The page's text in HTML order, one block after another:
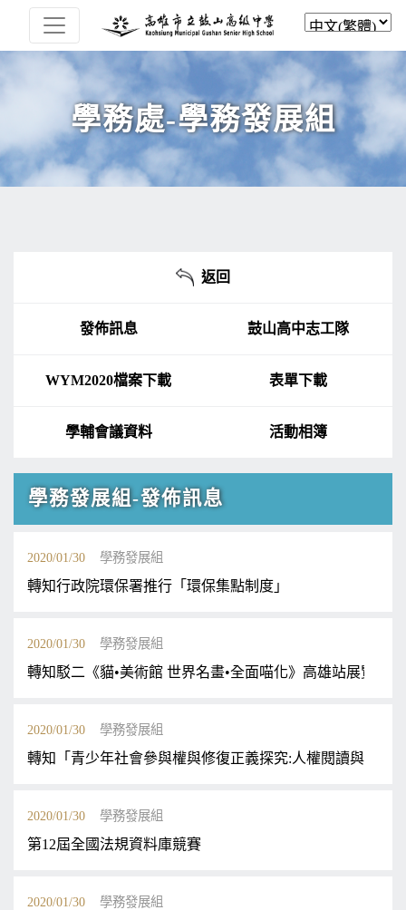
學務處-學務發展組
返回
發佈訊息 鼓山高中志工隊
WYM2020檔案下載 表單下載
學輔會議資料 活動相簿
學務發展組-發佈訊息
2020/01/30 學務發展組
轉知行政院環保署推行「環保集點制度」
2020/01/30 學務發展組
轉知駁二《貓•美術館 世界名畫•全面喵化》高雄站展覽訊息
2020/01/30 學務發展組
轉知「青少年社會參與權與修復正義探究:人權閱讀與在地
2020/01/30 學務發展組
第12屆全國法規資料庫競賽
2020/01/30 學務發展組